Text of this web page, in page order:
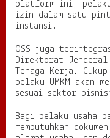
platform ini, pelaku
izin dalam satu
instansi.
OSS juga
Direktorat Jenderal
Tenaga Kerja.
pelaku UMKM akan
sesuai sektor
Bagi pelaku usaha
membutuhkan